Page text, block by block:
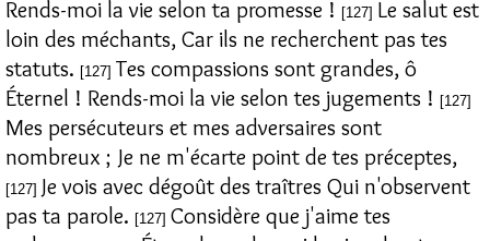
Rends-moi la vie selon ta promesse ! [127] Le salut est
loin des méchants, Car ils ne recherchent pas tes
statuts. [127] Tes compassions sont grandes, ô
Éternel ! Rends-moi la vie selon tes jugements ! [127]
Mes persécuteurs et mes adversaires sont
nombreux ; Je ne m'écarte point de tes préceptes,
[127] Je vois avec dégoût des traîtres Qui n'observent
pas ta parole. [127] Considère que j'aime tes